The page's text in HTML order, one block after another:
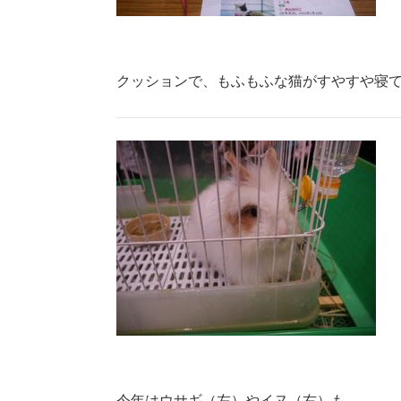
クッションで、もふもふな猫がすやすや寝